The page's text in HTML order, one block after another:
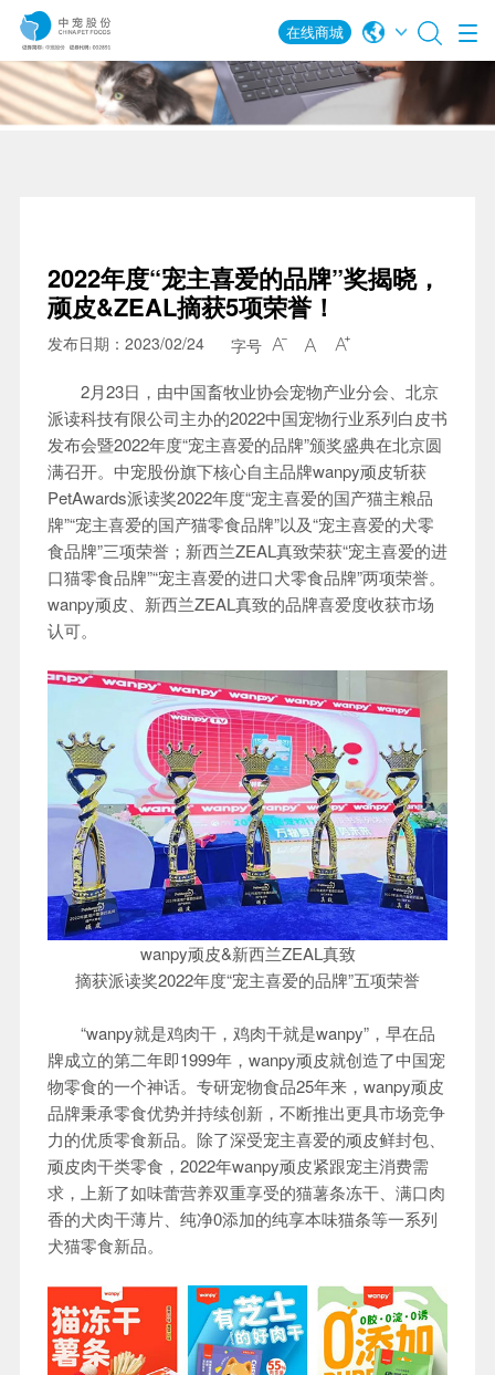
在线商城
2022年度“宠主喜爱的品牌”奖揭晓，
顽皮&ZEAL摘获5项荣誉！
发布日期：2023/02/24 字号   
2月23日，由中国畜牧业协会宠物产业分会、北京
派读科技有限公司主办的2022中国宠物行业系列白皮书
发布会暨2022年度“宠主喜爱的品牌”颁奖盛典在北京圆
满召开。中宠股份旗下核心自主品牌wanpy顽皮斩获
PetAwards派读奖2022年度“宠主喜爱的国产猫主粮品
牌”“宠主喜爱的国产猫零食品牌”以及“宠主喜爱的犬零
食品牌”三项荣誉；新西兰ZEAL真致荣获“宠主喜爱的进
口猫零食品牌”“宠主喜爱的进口犬零食品牌”两项荣誉。
wanpy顽皮、新西兰ZEAL真致的品牌喜爱度收获市场
认可。
wanpy顽皮&新西兰ZEAL真致
摘获派读奖2022年度“宠主喜爱的品牌”五项荣誉
“wanpy就是鸡肉干，鸡肉干就是wanpy”，早在品
牌成立的第二年即1999年，wanpy顽皮就创造了中国宠
物零食的一个神话。专研宠物食品25年来，wanpy顽皮
品牌秉承零食优势并持续创新，不断推出更具市场竞争
力的优质零食新品。除了深受宠主喜爱的顽皮鲜封包、
顽皮肉干类零食，2022年wanpy顽皮紧跟宠主消费需
求，上新了如味蕾营养双重享受的猫薯条冻干、满口肉
香的犬肉干薄片、纯净0添加的纯享本味猫条等一系列
犬猫零食新品。